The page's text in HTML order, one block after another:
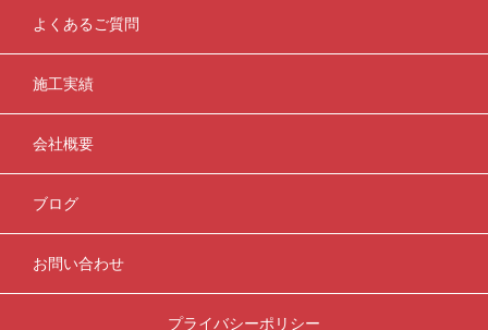
よくあるご質問
施工実績
会社概要
ブログ
お問い合わせ
プライバシーポリシー